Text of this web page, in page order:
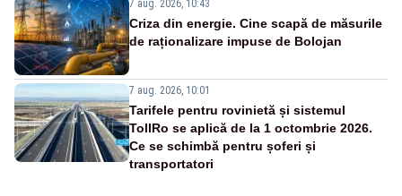
7 aug. 2026, 10:43
Criza din energie. Cine scapă de măsurile
de raționalizare impuse de Bolojan
7 aug. 2026, 10:01
Tarifele pentru rovinietă și sistemul
TollRo se aplică de la 1 octombrie 2026.
Ce se schimbă pentru șoferi și
transportatori